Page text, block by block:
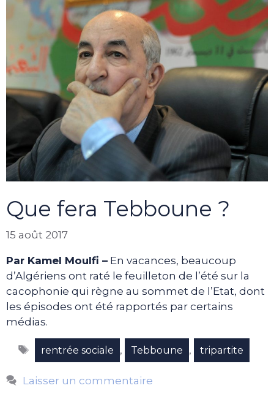
Que fera Tebboune ?
15 août 2017
Par Kamel Moulfi – En vacances, beaucoup
d’Algériens ont raté le feuilleton de l’été sur la
cacophonie qui règne au sommet de l’Etat, dont
les épisodes ont été rapportés par certains
médias.
Étiquettes
rentrée sociale , Tebboune , tripartite
Laisser un commentaire